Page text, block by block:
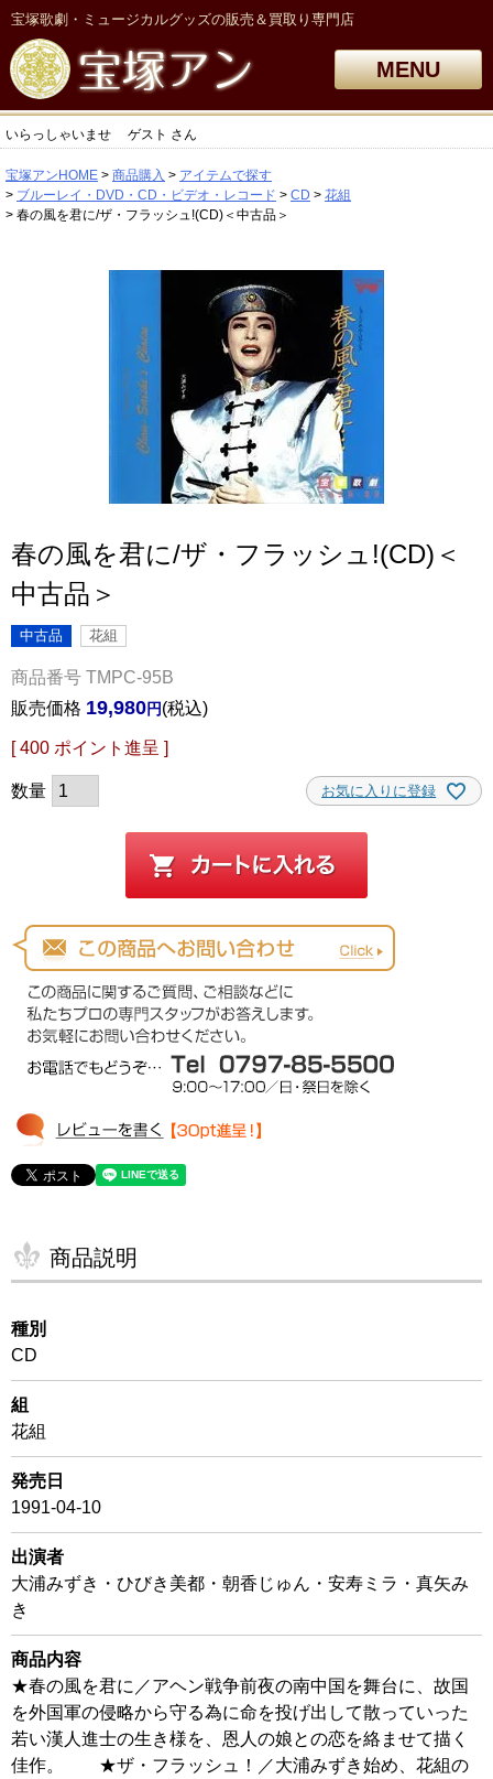
宝塚歌劇・ミュージカルグッズの販売＆買取り専門店
MENU
いらっしゃいませ ゲスト さん
宝塚アンHOME 商品購入
アイテムで探す
ブルーレイ・DVD・CD・ビデオ・レコード
CD
花組
春の風を君に/ザ・フラッシュ!(CD)＜中古品＞
春の風を君に/ザ・フラッシュ!(CD)＜
中古品＞
中古品 花組
商品番号 TMPC-95B
販売価格 19,980 税込
[ 400 ポイント進呈 ]
お気に入りに登録
商品説明
種別
CD
組
花組
発売日
1991-04-10
出演者
大浦みずき・ひびき美都・朝香じゅん・安寿ミラ・真矢み
き
商品内容
★春の風を君に／アヘン戦争前夜の南中国を舞台に、故国
を外国軍の侵略から守る為に命を投げ出して散っていった
若い漢人進士の生き様を、恩人の娘との恋を絡ませて描く
佳作。 ★ザ・フラッシュ！／大浦みずき始め、花組の